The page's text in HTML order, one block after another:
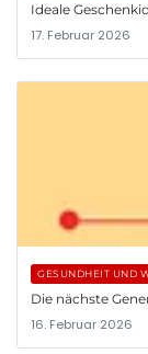
Ideale
17. Februar 2026
GESUNDHEIT UND
Die nächste
16. Februar 2026